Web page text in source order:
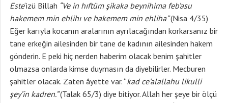
Este‘izü Billah “Ve in hıftüm şikaka beynihima feb’asu
hakemem min ehlihı ve hakemem min ehliha”(Nisa 4/35)
Eğer karıyla kocanın aralarının ayrılacağından korkarsanız bir
tane erkeğin ailesinden bir tane de kadının ailesinden hakem
gönderin. E peki hiç nerden haberim olacak benim şahitler
olmazsa onlarda kimse duymasın da diyebilirler. Mecburen
şahitler olacak. Zaten âyette var. “kad ce’alallahu likulli
şey’in kadren.”(Talak 65/3) diye bitiyor. Allah her şeye bir ölçü